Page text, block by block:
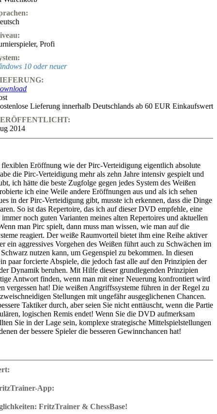
, Profi
10 oder neuer
Lieferung innerhalb Deutschlands ab 60 EUR Einkaufswert
2014
flexiblen Eröffnung wie der Pirc-Verteidigung eigentlich absolute
die Pirc-Verteidigung mehr als zehn Jahre intensiv gespielt und
ich hätte die beste Zugfolge gegen jedes System des Weißen
ich eine Weile andere Eröffnungen aus und als ich sehen
in der Pirc-Verteidigung gibt, musste ich erkennen, dass die Dinge
So ist das Repertoire, das ich auf dieser DVD empfehle, eine
noch guten Varianten meines alten Repertoires und aktuellen
man Pirc spielt, dann muss man wissen, wie man auf die
reagiert. Der weiße Raumvorteil bietet ihm eine Reihe aktiver
ein aggressives Vorgehen des Weißen führt auch zu Schwächen im
nutzen kann, um Gegenspiel zu bekommen. In diesen
paar forcierte Abspiele, die jedoch fast alle auf den Prinzipien der
Dynamik beruhen. Mit Hilfe dieser grundlegenden Prinzipien
Antwort finden, wenn man mit einer Neuerung konfrontiert wird
vergessen hat! Die weißen Angriffssysteme führen in der Regel zu
Stellungen mit ungefähr ausgeglichenen Chancen.
Taktiker durch, aber seien Sie nicht enttäuscht, wenn die Partie
logischen Remis endet! Wenn Sie die DVD aufmerksam
Sie in der Lage sein, komplexe strategische Mittelspielstellungen
der bessere Spieler die besseren Gewinnchancen hat!
mit mehr als 50 Musterpartien
für Windows
ca. 4-8 Std. Laufzeit
App:
in Fritztrainer-App oder integriert im ChessBase-Programm mit
FritzTrainer & ChessBase!